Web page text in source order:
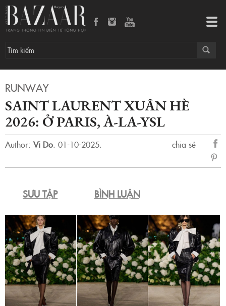
RUNWAY
SAINT LAURENT XUÂN HÈ
2026: Ở PARIS, À-LA-YSL
Author: Vi Do. 01-10-2025.
chia sẻ
sẻ
SƯU TẬP BÌNH LUẬN
Saint Laurent Xuân Hè 2026: Ở Paris, à-la-YSL